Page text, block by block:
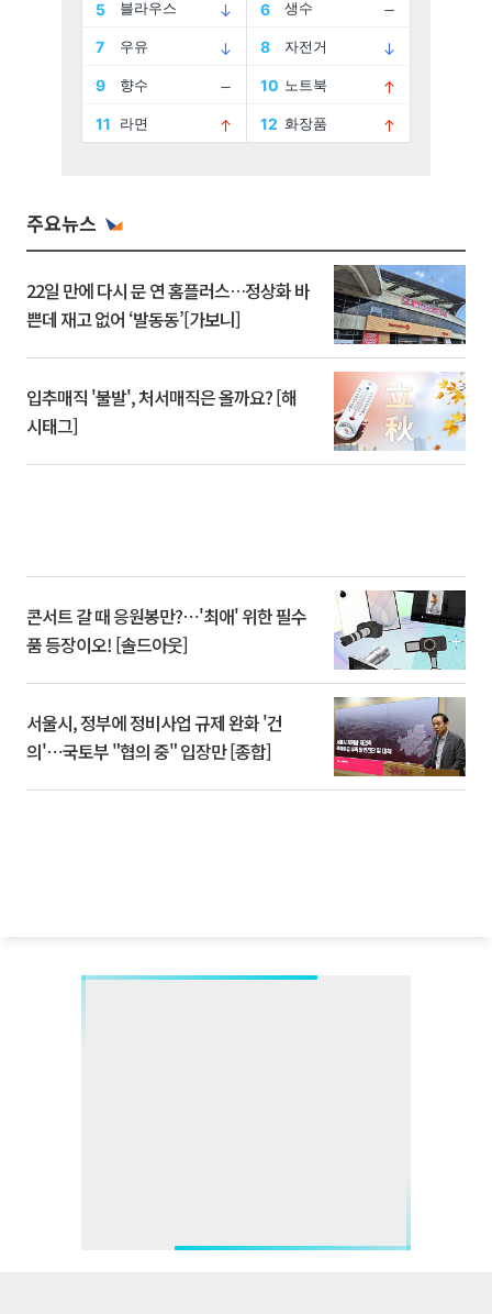
주요뉴스
22일 만에 다시 문 연 홈플러스…정상화 바
쁜데 재고 없어 ‘발동동’[가보니]
입추매직 '불발', 처서매직은 올까요? [해
시태그]
콘서트 갈 때 응원봉만?⋯'최애' 위한 필수
품 등장이오! [솔드아웃]
서울시, 정부에 정비사업 규제 완화 '건
의'⋯국토부 "협의 중" 입장만 [종합]